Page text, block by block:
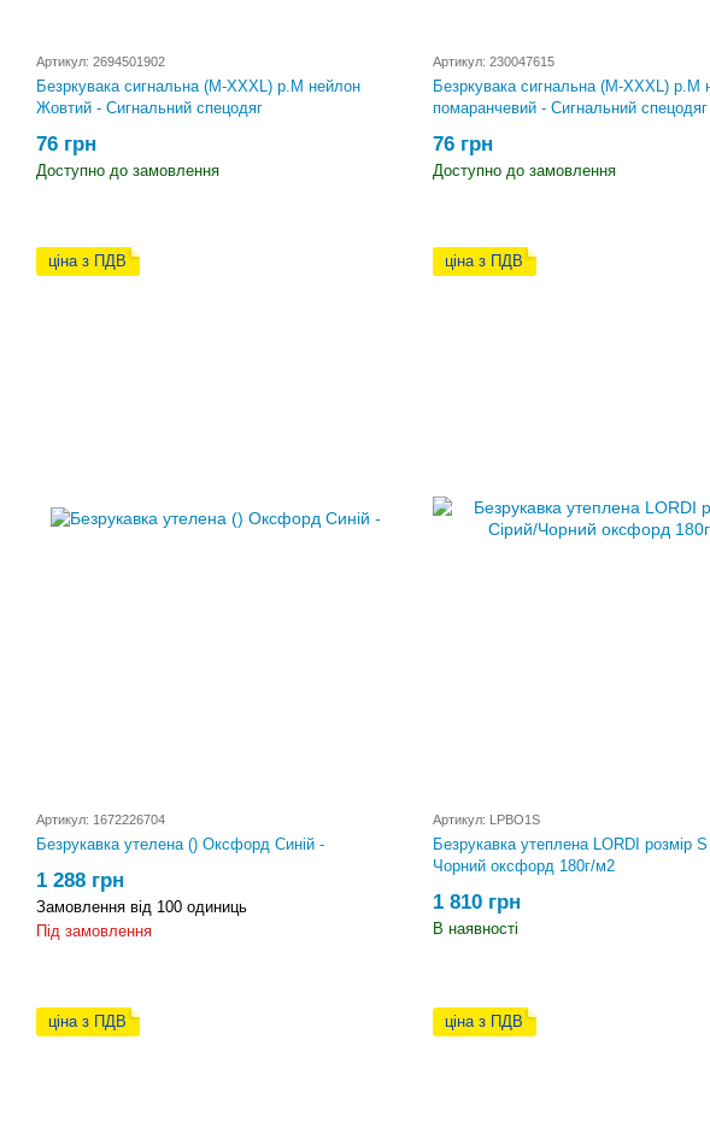
Артикул: 2694501902
Безркувака сигнальна (M-XXXL) р.M нейлон
Жовтий - Сигнальний спецодяг
76 грн
Доступно до замовлення
Артикул: 230047615
Безркувака сигнальна (M-XXXL) р.M
помаранчевий - Сигнальний спецодяг
76 грн
Доступно до замовлення
ціна з ПДВ
Артикул: 1672226704
Безрукавка утелена () Оксфорд Синій -
1 288 грн
Замовлення від 100 одиниць
Під замовлення
ціна з ПДВ
Артикул: LPBO1S
Безрукавка утеплена LORDІ розмір
Чорний оксфорд 180г/м2
1 810 грн
В наявності
ціна з ПДВ ціна з ПДВ